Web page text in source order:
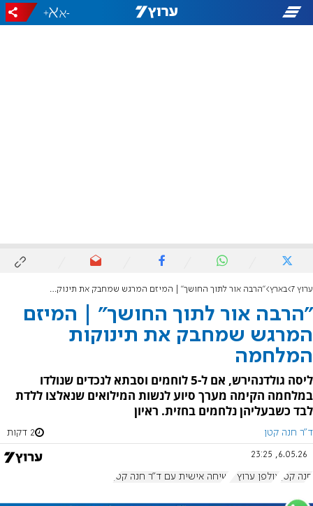
-
+
ערוץ 7 בארץ "הרבה אור לתוך החושך" | המיזם המרגש שמחבק את תינוקות המלחמה
"הרבה אור לתוך החושך" | המיזם
המרגש שמחבק את תינוקות
המלחמה
ליסה גולדנהירש, אם ל-5 לוחמים וסבתא לנכדים שנולדו
במלחמה הקימה מערך סיוע לנשות המילואים שנאלצו ללדת
לבד כשבעליהן נלחמים בחזית. ראיון
ד"ר חנה קטן 2 דקות
6.05.26, 23:25
חנה קטן אולפן ערוץ 7 שיחה אישית עם ד"ר חנה קטן